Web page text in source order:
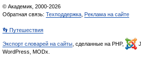
© Академик, 2000-2026
Обратная связь: Техподдержка Реклама на сайте
👣 Путешествия
Экспорт словарей на сайты , сделанные на PHP,
WordPress, MODx.